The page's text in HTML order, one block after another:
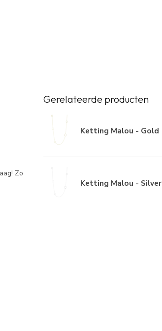
Zo
Gerelateerde producten
Ketting Malou - Gold
Ketting Malou - Silver